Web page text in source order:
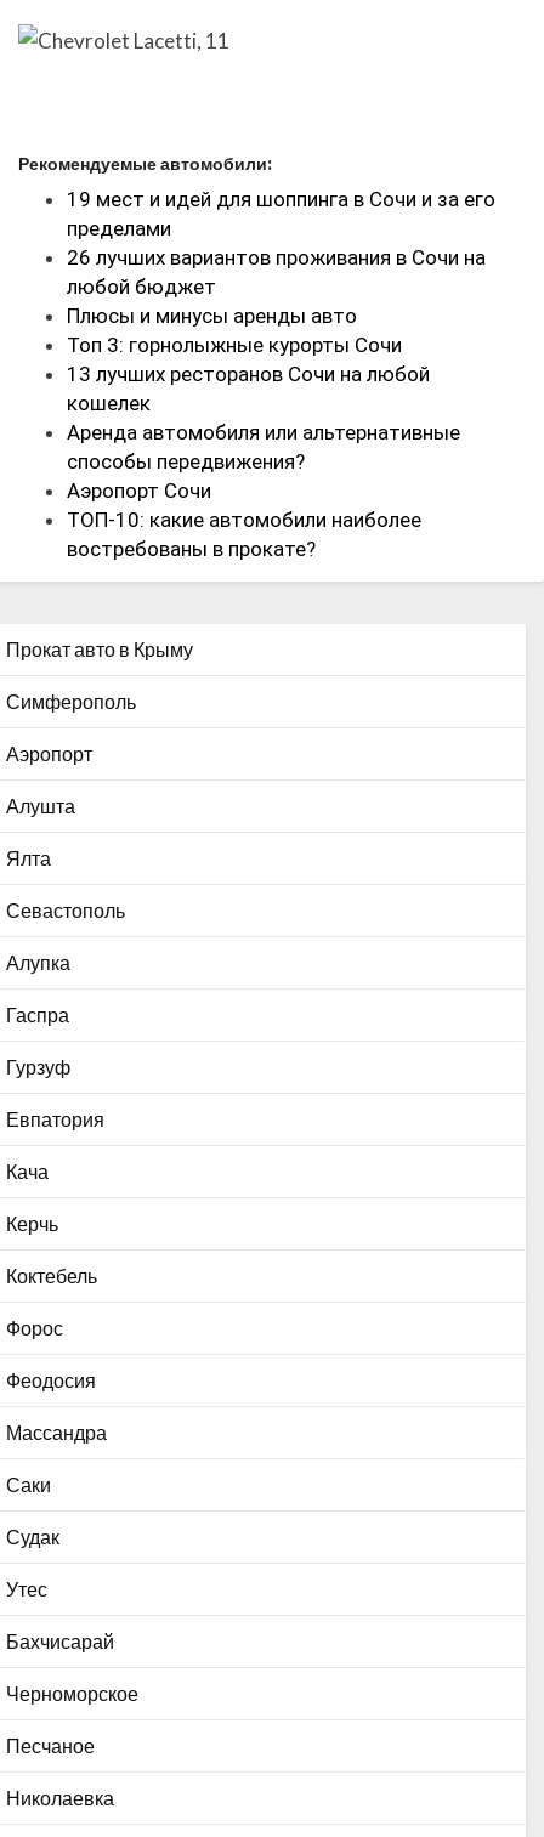
Рекомендуемые автомобили:
19 мест и идей для шоппинга в Сочи и за его
пределами
26 лучших вариантов проживания в Сочи на
любой бюджет
Плюсы и минусы аренды авто
Топ 3: горнолыжные курорты Сочи
13 лучших ресторанов Сочи на любой
кошелек
Аренда автомобиля или альтернативные
способы передвижения?
Аэропорт Сочи
ТОП-10: какие автомобили наиболее
востребованы в прокате?
Прокат авто в Крыму
Симферополь
Аэропорт
Алушта
Ялта
Севастополь
Алупка
Гаспра
Гурзуф
Евпатория
Кача
Керчь
Коктебель
Форос
Феодосия
Массандра
Саки
Судак
Утес
Бахчисарай
Черноморское
Песчаное
Николаевка